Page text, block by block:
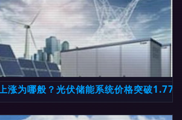
涨为哪般？光伏储能系统价格突破1.77